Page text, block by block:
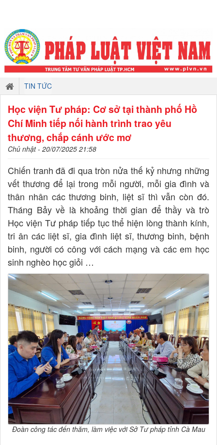
TIN TỨC
Học viện Tư pháp: Cơ sở tại thành phố Hồ
Chí Minh tiếp nối hành trình trao yêu
thương, chắp cánh ước mơ
Chủ nhật - 20/07/2025 21:58
Chiến tranh đã đi qua tròn nửa thế kỷ nhưng những
vết thương để lại trong mỗi người, mỗi gia đình và
thân nhân các thương binh, liệt sĩ thì vẫn còn đó.
Tháng Bảy về là khoảng thời gian để thầy và trò
Học viện Tư pháp tiếp tục thể hiện lòng thành kính,
tri ân các liệt sĩ, gia đình liệt sĩ, thương binh, bệnh
binh, người có công với cách mạng và các em học
sinh nghèo học giỏi …
Đoàn công tác đến thăm, làm việc với Sở Tư pháp tỉnh Cà Mau